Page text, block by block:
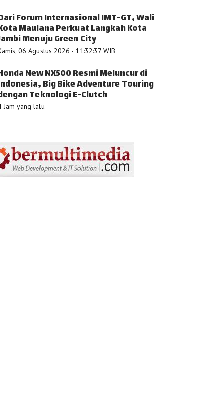
Forum Internasional IMT-GT, Wali
Maulana Perkuat Langkah Kota
Menuju Green City
06 Agustus 2026 - 11:32:37 WIB
New NX500 Resmi Meluncur di
Big Bike Adventure Touring
Teknologi E-Clutch
Jam yang lalu